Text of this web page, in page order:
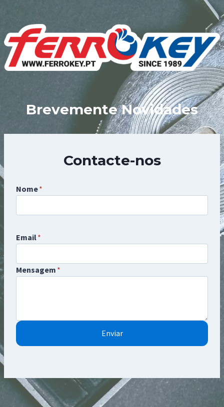
content
Brevemente Novidades
Contacte-nos
Nome*
Email*
Mensagem *
Enviar